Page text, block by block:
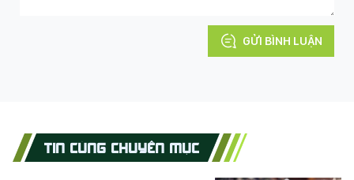
GỬI BÌNH LUẬN
TIN CÙNG CHUYÊN MỤC